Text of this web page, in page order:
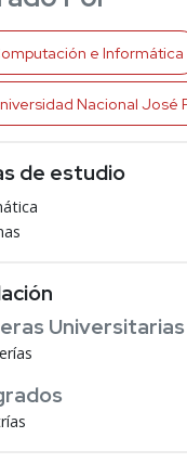
e Informática
Nacional José Faustino Sánchez
de estudio
Universitarias